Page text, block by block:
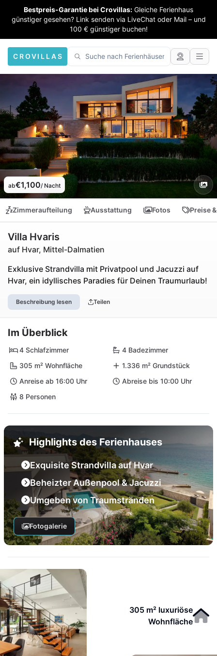
Bestpreis-Garantie bei Crovillas: Gleiche Ferienhaus
günstiger gesehen? Link senden via LiveChat oder Mail – und
100 € günstiger buchen!
CROVILLAS
ab€1,100/ Nacht
Zimmeraufteilung Ausstattung Fotos Preise
Villa Hvaris
auf Hvar, Mittel-Dalmatien
Exklusive Strandvilla mit Privatpool und Jacuzzi auf
Hvar, ein idyllisches Paradies für Deinen Traumurlaub!
Beschreibung lesen Teilen
Im Überblick
4 Schlafzimmer
4 Badezimmer
305 m² Wohnfläche
1.336 m² Grundstück
Anreise ab 16:00 Uhr
Abreise bis 10:00 Uhr
8 Personen
Highlights des Ferienhauses
Exquisite Strandvilla auf Hvar
Beheizter Außenpool & Jacuzzi
Umgeben von Traumstränden
Fotogalerie
305 m² luxuriöse
Wohnfläche